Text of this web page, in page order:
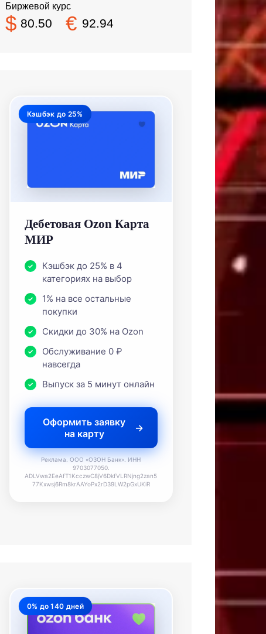
Биржевой курс
$ 80.50 € 92.94
Кэшбэк до 25%
Дебетовая Ozon Карта
МИР
Кэшбэк до 25% в 4
категориях на выбор
1% на все остальные
покупки
Скидки до 30% на Ozon
Обслуживание 0 ₽
навсегда
Выпуск за 5 минут онлайн
Оформить заявку
на карту
Реклама. ООО «ОЗОН Банк». ИНН
9703077050.
ADLVwa2EeAfT1KcczwC8jV6DkfVLRNjng2zan5
77Kxwsj6Rm8krAAYoPx2rD39LW2pGxUKiR
0% до 140 дней